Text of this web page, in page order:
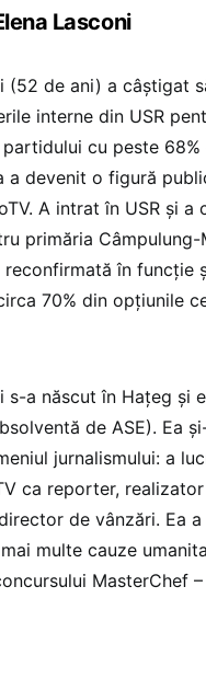
Lasconi
(52 de ani) a câștigat
interne din USR
cu peste
a devenit o figură
A intrat în USR și a
primăria Câmpulung-
în funcție
70% din opțiunile
s-a născut în Hațeg și
de ASE). Ea
jurnalismului: a
ca reporter,
de vânzări. Ea
multe cauze
MasterChef